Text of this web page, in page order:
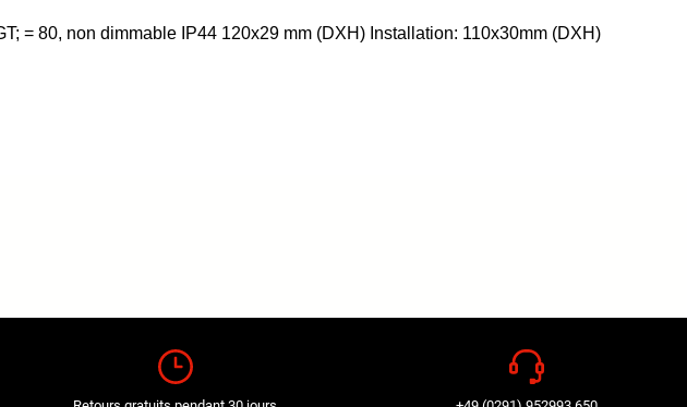
= 80, non dimmable IP44 120x29 mm (DXH) Installation: 110x30mm (DXH)